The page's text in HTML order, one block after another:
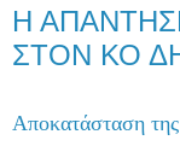
Η
ΣΤΟΝ ΚΟ
Αποκατάσταση